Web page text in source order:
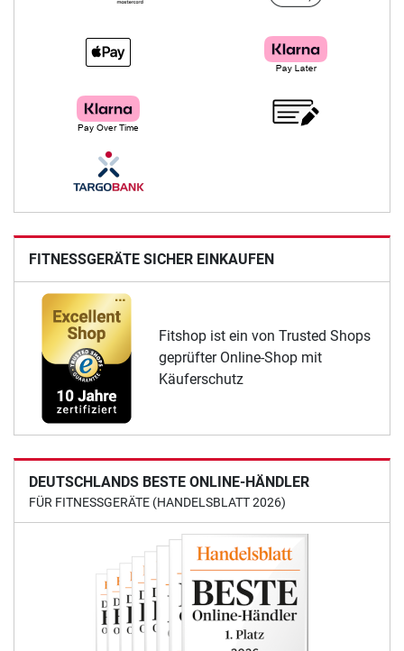
FITNESSGERÄTE SICHER EINKAUFEN
Fitshop ist ein von Trusted Shops
geprüfter Online-Shop mit
Käuferschutz
DEUTSCHLANDS BESTE ONLINE-HÄNDLER
FÜR FITNESSGERÄTE (HANDELSBLATT 2026)